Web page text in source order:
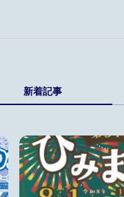
新着記事